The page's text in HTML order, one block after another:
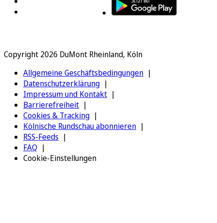
Copyright 2026 DuMont Rheinland, Köln
Allgemeine Geschäftsbedingungen
Datenschutzerklärung
Impressum und Kontakt
Barrierefreiheit
Cookies & Tracking
Kölnische Rundschau abonnieren
RSS-Feeds
FAQ
Cookie-Einstellungen